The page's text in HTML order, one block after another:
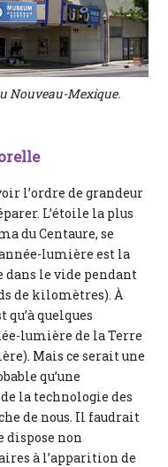
Nouveau-Mexique.
l’ordre de grandeur
L’étoile la plus
du Centaure, se
lumière est la
le vide pendant
de kilomètres). À
quelques
lumière de la Terre
Mais ce serait une
qu’une
la technologie des
de nous. Il faudrait
dispose non
à l’apparition de